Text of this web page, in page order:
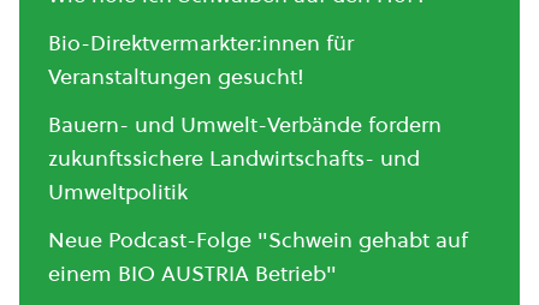
Bio-Direktvermarkter:innen für
Veranstaltungen gesucht!
Bauern- und Umwelt-Verbände fordern
zukunftssichere Landwirtschafts- und
Umweltpolitik
Neue Podcast-Folge "Schwein gehabt auf
einem BIO AUSTRIA Betrieb"